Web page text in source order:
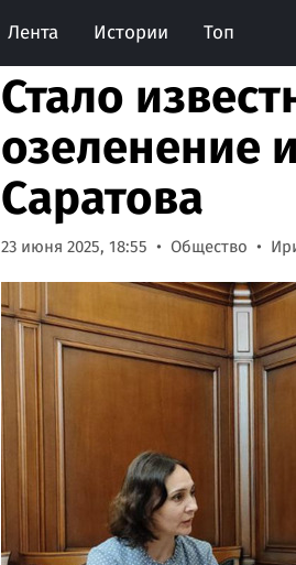
Лента Истории Топ
Стало
озеленение
Саратова
23 июня 2025, 18:55 Общество